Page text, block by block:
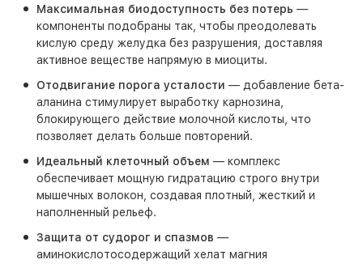
Максимальная биодоступность без потерь —
компоненты подобраны так, чтобы преодолевать
кислую среду желудка без разрушения, доставляя
активное веществе напрямую в миоциты.
Отодвигание порога усталости — добавление бета-
аланина стимулирует выработку карнозина,
блокирующего действие молочной кислоты, что
позволяет делать больше повторений.
Идеальный клеточный объем — комплекс
обеспечивает мощную гидратацию строго внутри
мышечных волокон, создавая плотный, жесткий и
наполненный рельеф.
Защита от судорог и спазмов —
аминокислотосодержащий хелат магния